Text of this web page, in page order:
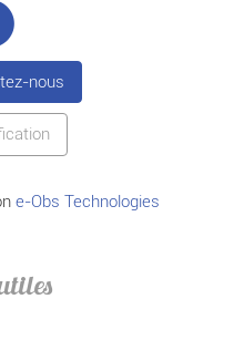
nous
e-Obs Technologies